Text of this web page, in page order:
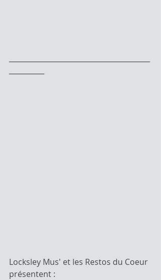
Locksley Mus' et les Restos du Coeur
présentent :